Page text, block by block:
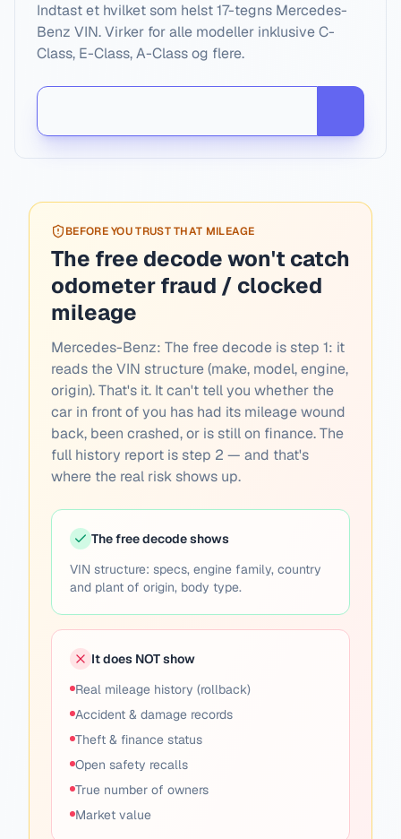
Indtast et hvilket som helst 17-tegns Mercedes-
Benz VIN. Virker for alle modeller inklusive C-
Class, E-Class, A-Class og flere.
BEFORE YOU TRUST THAT MILEAGE
The free decode won't catch
odometer fraud / clocked
mileage
Mercedes-Benz: The free decode is step 1: it
reads the VIN structure (make, model, engine,
origin). That's it. It can't tell you whether the
car in front of you has had its mileage wound
back, been crashed, or is still on finance. The
full history report is step 2 — and that's
where the real risk shows up.
The free decode shows
VIN structure: specs, engine family, country
and plant of origin, body type.
It does NOT show
Real mileage history (rollback)
Accident & damage records
Theft & finance status
Open safety recalls
True number of owners
Market value